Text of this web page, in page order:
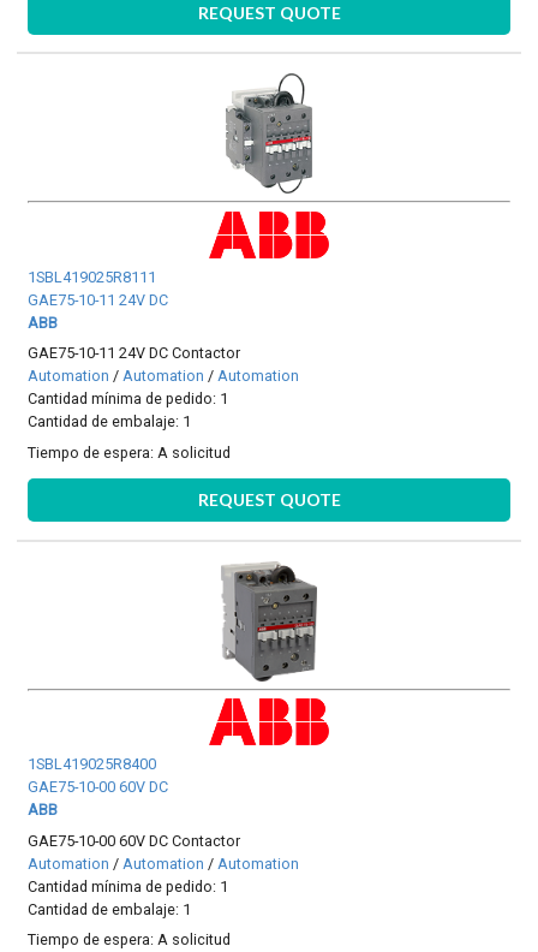
REQUEST QUOTE
1SBL419025R8111
GAE75-10-11 24V DC
ABB
GAE75-10-11 24V DC Contactor
Automation /Automation /Automation
Cantidad mínima de pedido: 1
Cantidad de embalaje: 1
Tiempo de espera: A solicitud
REQUEST QUOTE
1SBL419025R8400
GAE75-10-00 60V DC
ABB
GAE75-10-00 60V DC Contactor
Automation / Automation / Automation
Cantidad mínima de pedido: 1
Cantidad de embalaje: 1
Tiempo de espera:A solicitud